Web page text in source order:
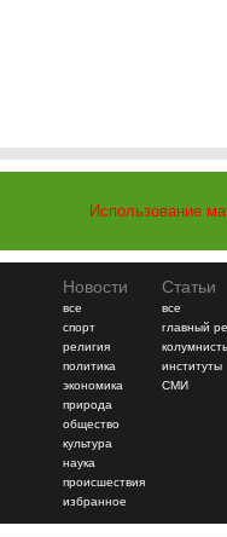
Использование
Новости
все
спорт
религия
политика
экономика
природа
общество
культура
наука
происшествия
избранное
Статьи
все
главный
институты
СМИ